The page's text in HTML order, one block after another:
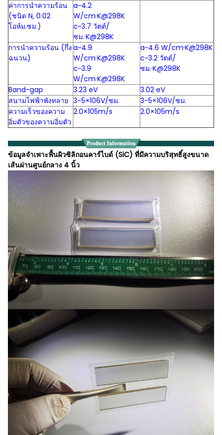
ค่าการนำความร้อน
(ชนิด N, 0.02
โอห์ม.ซม.)
a~4.2
W/cm·K@298K
c~3.7 วัตต์/
ซม.·K@298K
การนำความร้อน (กึ่ง
ฉนวน)
a~4.9
W/cm·K@298K
c~3.9
W/cm·K@298K
a~4.6 W/cm·K@298K
c~3.2 วัตต์/
ซม.·K@298K
Band-gap 3.23 eV
3.02 eV
สนามไฟฟ้าพังทลาย 3-5×106V/ซม.
3-5×106V/ซม.
ความเร็วของความ
อิ่มตัวของความอิ่มตัว
2.0×105m/s 2.0×105m/s
ข้อมูลจำเพาะพื้นผิวซิลิกอนคาร์ไบด์ (SiC) ที่มีความบริสุทธิ์สูงขนาด
เส้นผ่านศูนย์กลาง 4 นิ้ว